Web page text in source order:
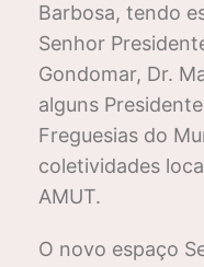
Barbosa, tendo
Senhor
Gondomar, Dr.
alguns
Freguesias do
coletividades
AMUT.
O novo espaço